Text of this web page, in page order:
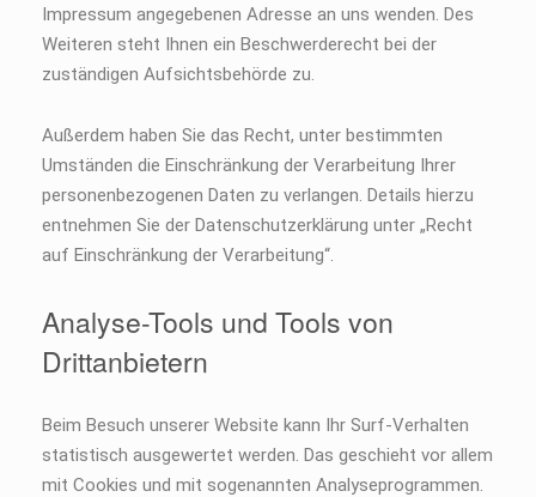
Impressum angegebenen Adresse an uns wenden. Des
Weiteren steht Ihnen ein Beschwerderecht bei der
zuständigen Aufsichtsbehörde zu.
Außerdem haben Sie das Recht, unter bestimmten
Umständen die Einschränkung der Verarbeitung Ihrer
personenbezogenen Daten zu verlangen. Details hierzu
entnehmen Sie der Datenschutzerklärung unter „Recht
auf Einschränkung der Verarbeitung“.
Analyse-Tools und Tools von
Drittanbietern
Beim Besuch unserer Website kann Ihr Surf-Verhalten
statistisch ausgewertet werden. Das geschieht vor allem
mit Cookies und mit sogenannten Analyseprogrammen.